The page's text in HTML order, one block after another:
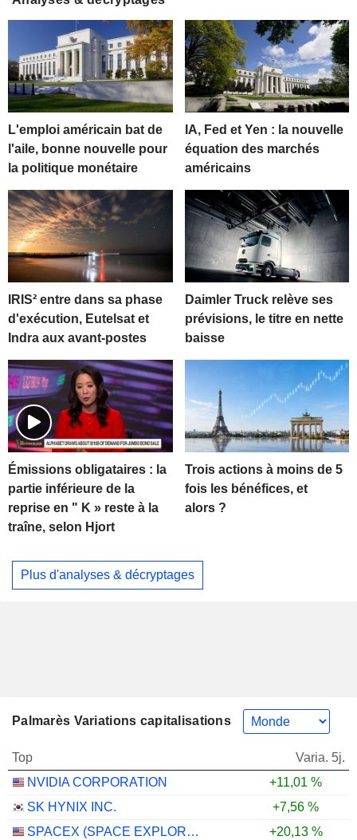
L'emploi américain bat de
l'aile, bonne nouvelle pour
la politique monétaire
IA, Fed et Yen : la nouvelle
équation des marchés
américains
IRIS² entre dans sa phase
d'exécution, Eutelsat et
Indra aux avant-postes
Daimler Truck relève ses
prévisions, le titre en nette
baisse
Émissions obligataires : la
partie inférieure de la
reprise en " K » reste à la
traîne, selon Hjort
Trois actions à moins de 5
fois les bénéfices, et
alors ?
Plus d'analyses & décryptages
Palmarès Variations capitalisations
Top
Varia. 5j.
NVIDIA CORPORATION
+11,01 %
SK HYNIX INC.
+7,56 %
SPACEX (SPACE EXPLORATION TECHNOLOGIES)
+20,13 %